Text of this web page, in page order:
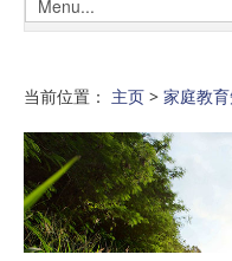
当前位置： 主页 > 家庭教